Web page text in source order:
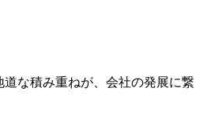
な積み重ねが、会社の発展に繋